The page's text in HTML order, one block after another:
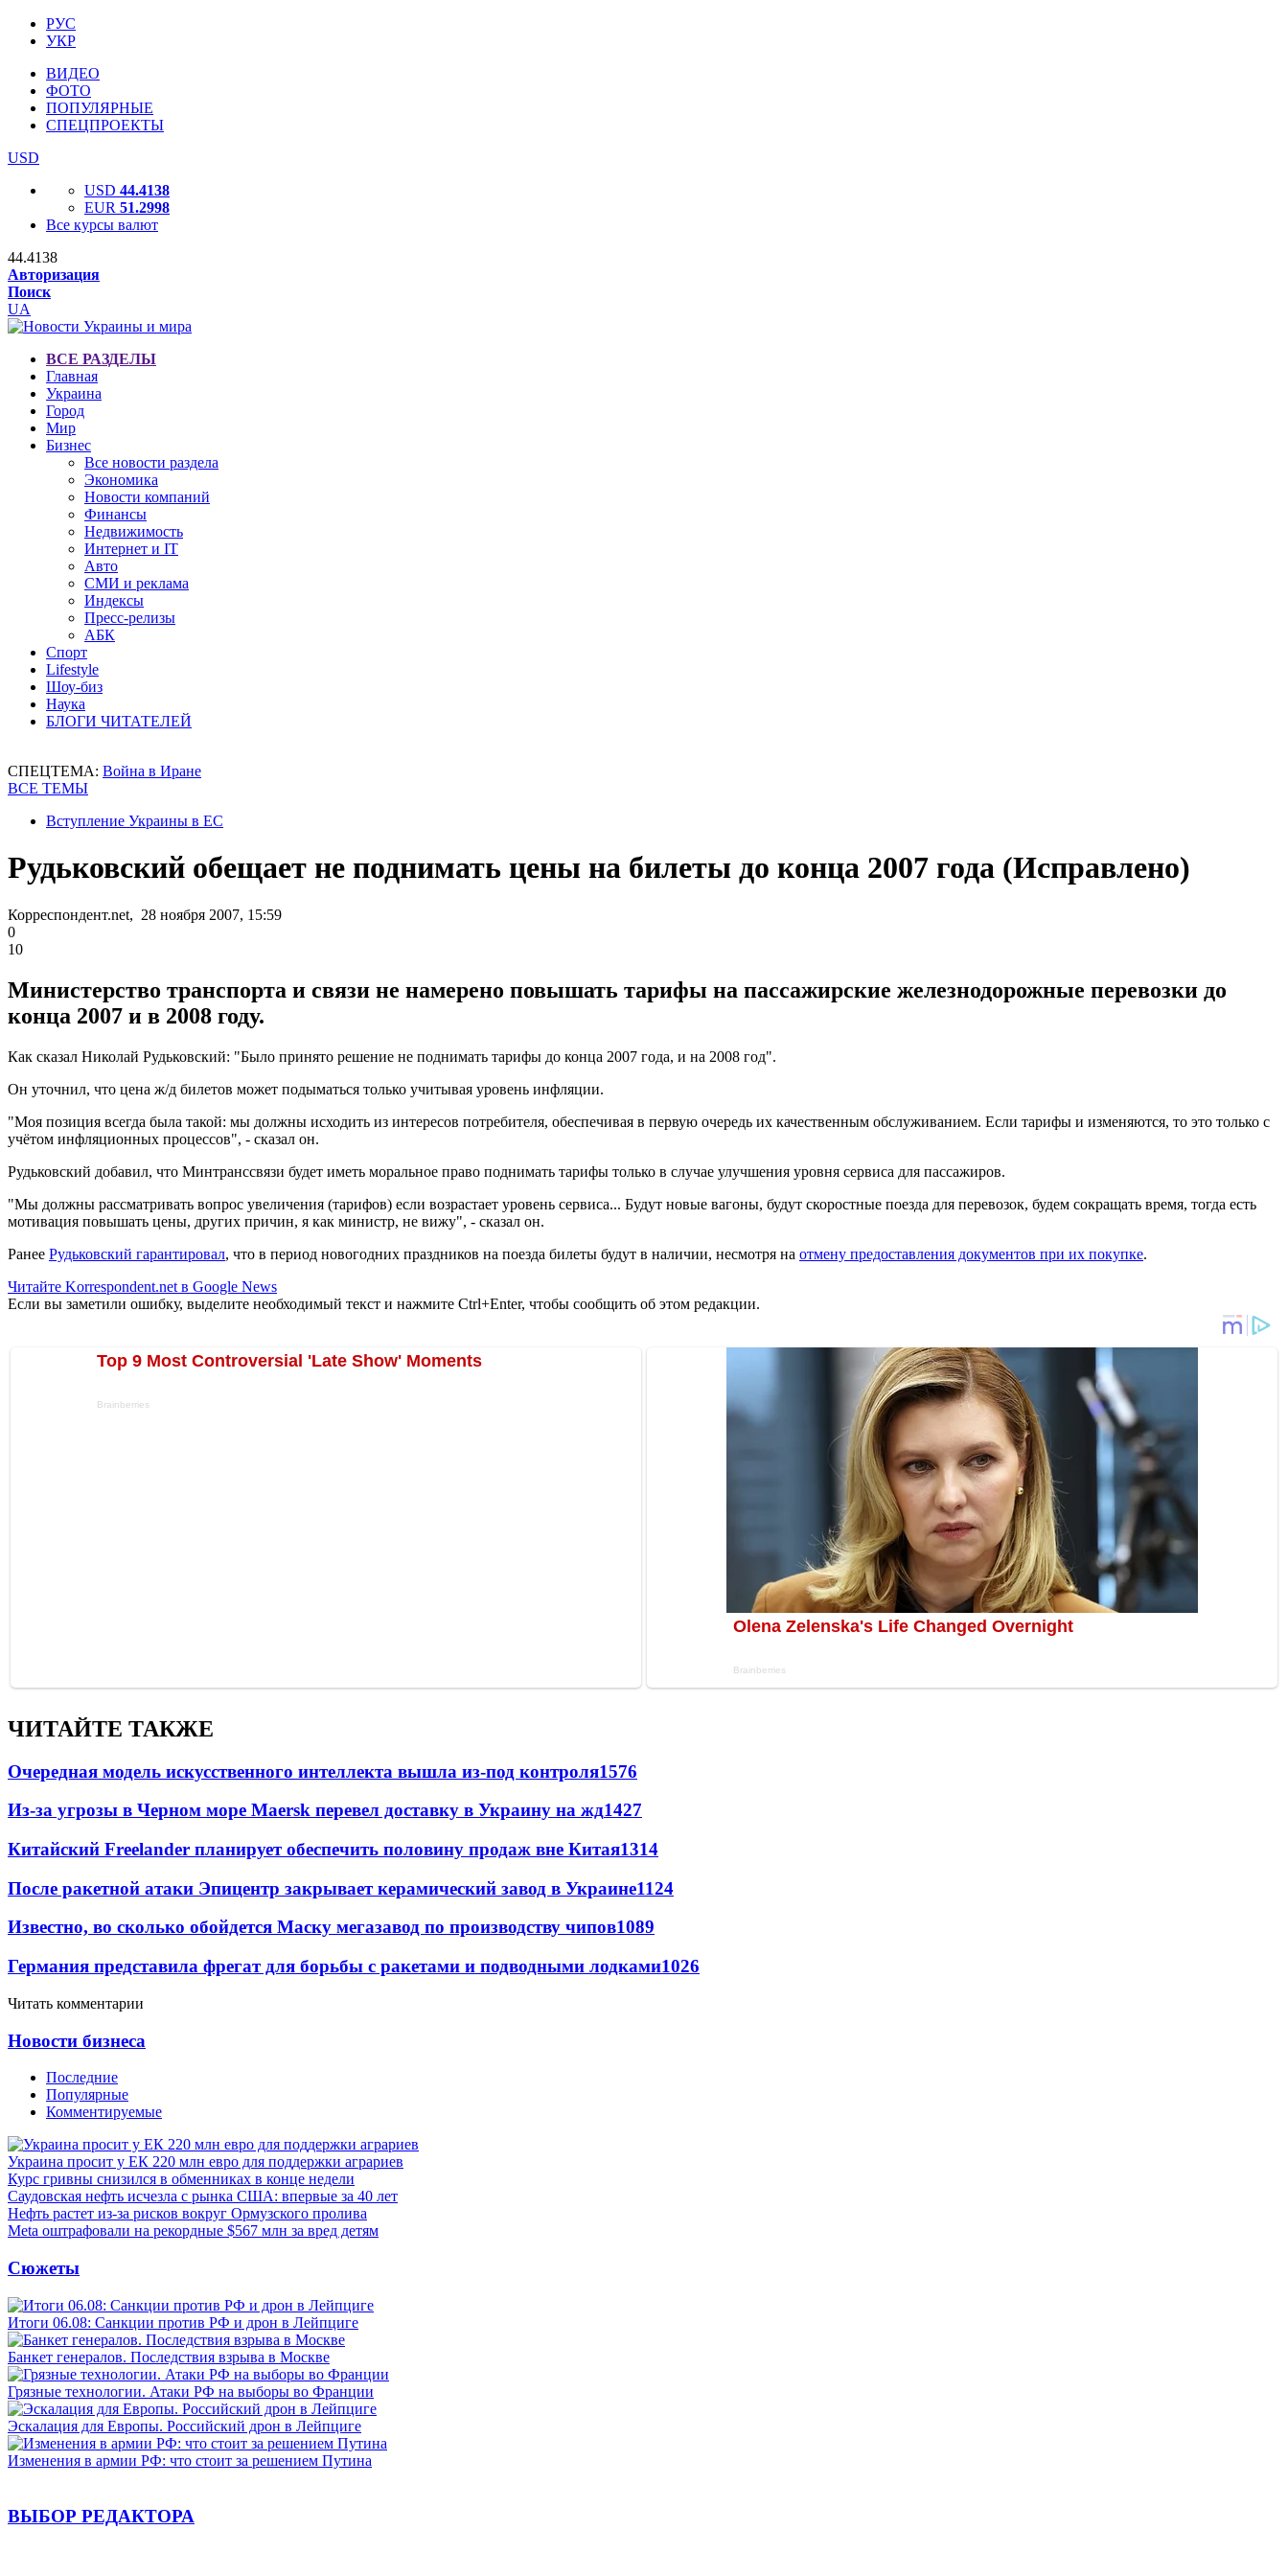
РУС
УКР
ВИДЕО
ФОТО
ПОПУЛЯРНЫЕ
СПЕЦПРОЕКТЫ
USD
USD 44.4138
EUR 51.2998
Все курсы валют
44.4138
Авторизация
Поиск
UA
ВСЕ РАЗДЕЛЫ
Главная
Украина
Город
Мир
Бизнес
Все новости раздела
Экономика
Новости компаний
Финансы
Недвижимость
Интернет и IT
Авто
СМИ и реклама
Индексы
Пресс-релизы
АБК
Спорт
Lifestyle
Шоу-биз
Наука
БЛОГИ ЧИТАТЕЛЕЙ
СПЕЦТЕМА: Война в Иране
ВСЕ ТЕМЫ
Вступление Украины в ЕС
Рудьковский обещает не поднимать цены на билеты до конца 2007 года (Исправлено)
Корреспондент.net, 28 ноября 2007, 15:59
0
10
Министерство транспорта и связи не намерено повышать тарифы на пассажирские железнодорожные перевозки до
конца 2007 и в 2008 году.
Как сказал Николай Рудьковский: "Было принято решение не поднимать тарифы до конца 2007 года, и на 2008 год".
Он уточнил, что цена ж/д билетов может подыматься только учитывая уровень инфляции.
"Моя позиция всегда была такой: мы должны исходить из интересов потребителя, обеспечивая в первую очередь их качественным обслуживанием. Если тарифы и изменяются, то это только с
учётом инфляционных процессов", - сказал он.
Рудьковский добавил, что Минтранссвязи будет иметь моральное право поднимать тарифы только в случае улучшения уровня сервиса для пассажиров.
"Мы должны рассматривать вопрос увеличения (тарифов) если возрастает уровень сервиса... Будут новые вагоны, будут скоростные поезда для перевозок, будем сокращать время, тогда есть
мотивация повышать цены, других причин, я как министр, не вижу", - сказал он.
Ранее Рудьковский гарантировал, что в период новогодних праздников на поезда билеты будут в наличии, несмотря на отмену предоставления документов при их покупке.
Читайте Korrespondent.net в Google News
Если вы заметили ошибку, выделите необходимый текст и нажмите Ctrl+Enter, чтобы сообщить об этом редакции.
ЧИТАЙТЕ ТАКЖЕ
Очередная модель искусственного интеллекта вышла из-под контроля1576
Из-за угрозы в Черном море Maersk перевел доставку в Украину на жд1427
Китайский Freelander планирует обеспечить половину продаж вне Китая1314
После ракетной атаки Эпицентр закрывает керамический завод в Украине1124
Известно, во сколько обойдется Маску мегазавод по производству чипов1089
Германия представила фрегат для борьбы с ракетами и подводными лодками1026
Читать комментарии
Новости бизнеса
Последние
Популярные
Комментируемые
Украина просит у ЕК 220 млн евро для поддержки аграриев
Курс гривны снизился в обменниках в конце недели
Саудовская нефть исчезла с рынка США: впервые за 40 лет
Нефть растет из-за рисков вокруг Ормузского пролива
Meta оштрафовали на рекордные $567 млн за вред детям
Сюжеты
Итоги 06.08: Санкции против РФ и дрон в Лейпциге
Банкет генералов. Последствия взрыва в Москве
Грязные технологии. Атаки РФ на выборы во Франции
Эскалация для Европы. Российский дрон в Лейпциге
Изменения в армии РФ: что стоит за решением Путина
ВЫБОР РЕДАКТОРА